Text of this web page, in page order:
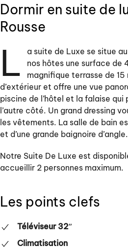
Dormir en suite de
Rousse
L
a suite de Luxe se situe
nos hôtes une surface de
magnifique terrasse de 15
d’extérieur et offre une vue
piscine de l’hôtel et la falaise qui
l’autre côté. Un grand dressing
les vêtements. La salle de bain
et d’une grande baignoire d’angle.
Notre Suite De Luxe est
accueillir 2 personnes maximum.
Les points clefs
Téléviseur 32″
Climatisation